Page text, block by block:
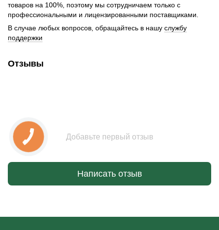
товаров на 100%, поэтому мы сотрудничаем только с
профессиональными и лицензированными поставщиками.
В случае любых вопросов, обращайтесь в нашу службу
поддержки
Отзывы
Добавьте первый отзыв
Написать отзыв